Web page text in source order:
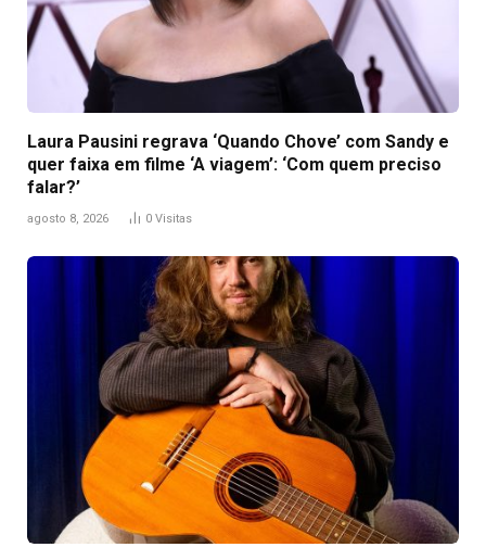
Laura Pausini regrava ‘Quando Chove’ com Sandy e
quer faixa em filme ‘A viagem’: ‘Com quem preciso
falar?’
agosto 8, 2026 0 Visitas